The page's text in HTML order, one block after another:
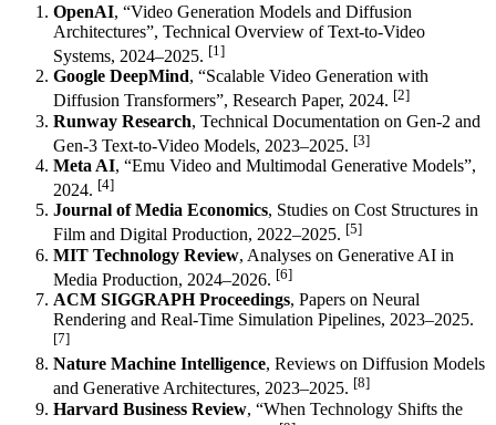
OpenAI, “Video Generation Models and Diffusion
Architectures”, Technical Overview of Text-to-Video
Systems, 2024–2025. [1]
Google DeepMind, “Scalable Video Generation with
Diffusion Transformers”, Research Paper, 2024. [2]
Runway Research, Technical Documentation on Gen-2 and
Gen-3 Text-to-Video Models, 2023–2025. [3]
Meta AI, “Emu Video and Multimodal Generative Models”,
2024. [4]
Journal of Media Economics, Studies on Cost Structures in
Film and Digital Production, 2022–2025. [5]
MIT Technology Review, Analyses on Generative AI in
Media Production, 2024–2026. [6]
ACM SIGGRAPH Proceedings, Papers on Neural
Rendering and Real-Time Simulation Pipelines, 2023–2025.
[7]
Nature Machine Intelligence, Reviews on Diffusion Models
and Generative Architectures, 2023–2025. [8]
Harvard Business Review, “When Technology Shifts the